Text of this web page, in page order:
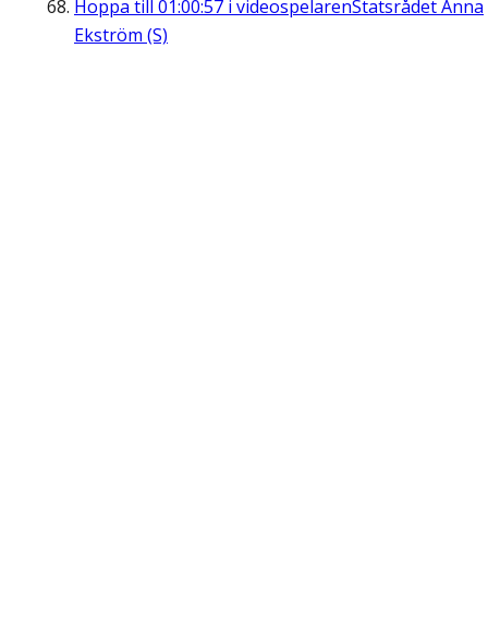
Hoppa till 01:00:57 i videospelarenStatsrådet Anna
Ekström (S)